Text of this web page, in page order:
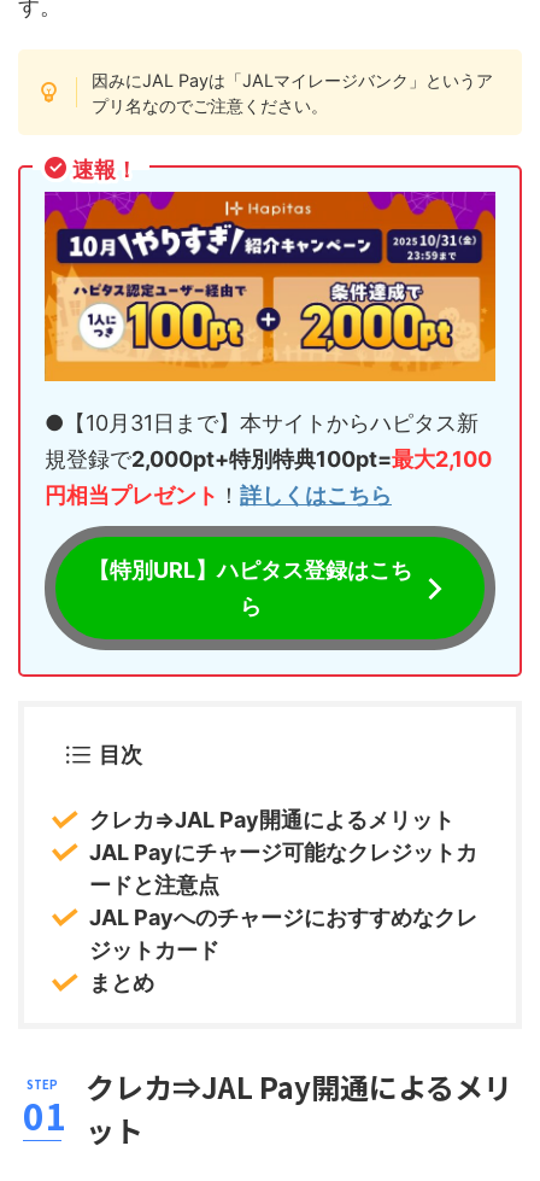
す。
因みにJAL Payは「JALマイレージバンク」というア
プリ名なのでご注意ください。
速報！
●【10月31日まで】本サイトからハピタス新
規登録で2,000pt+特別特典100pt=最大2,100
円相当プレゼント ！ 詳しくはこちら
【特別URL】ハピタス登録はこち
ら
目次
クレカ⇒JAL Pay開通によるメリット
JAL Payにチャージ可能なクレジットカ
ードと注意点
JAL Payへのチャージにおすすめなクレ
ジットカード
まとめ
クレカ⇒JAL Pay開通によるメリ
ット